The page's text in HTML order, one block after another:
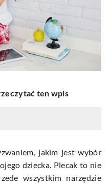
ten wpis
jakim jest wybór
dziecka. Plecak to nie
wszystkim narzędzie